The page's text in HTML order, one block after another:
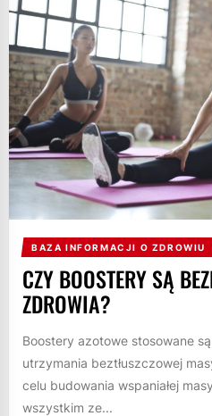
BAZA INFORMACJI O ZDROWIU
CZY BOOSTERY SĄ
ZDROWIA?
Boostery azotowe stosowane
utrzymania beztłuszczowej
celu budowania wspaniałej
wszystkim ze...